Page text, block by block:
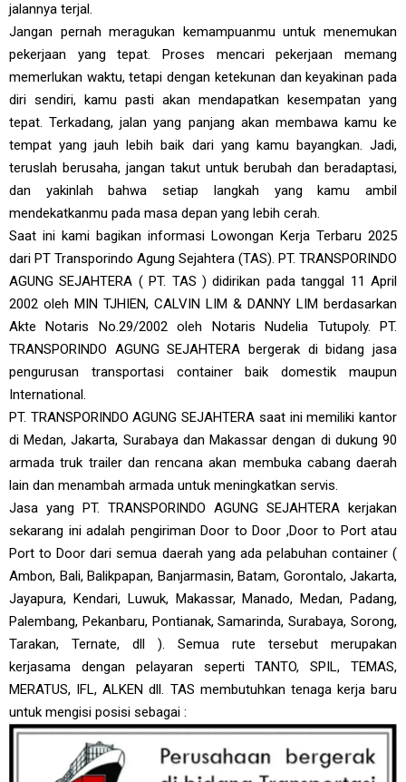
jalannya terjal.
Jangan pernah meragukan kemampuanmu untuk menemukan
pekerjaan yang tepat. Proses mencari pekerjaan memang
memerlukan waktu, tetapi dengan ketekunan dan keyakinan pada
diri sendiri, kamu pasti akan mendapatkan kesempatan yang
tepat. Terkadang, jalan yang panjang akan membawa kamu ke
tempat yang jauh lebih baik dari yang kamu bayangkan. Jadi,
teruslah berusaha, jangan takut untuk berubah dan beradaptasi,
dan yakinlah bahwa setiap langkah yang kamu ambil
mendekatkanmu pada masa depan yang lebih cerah.
Saat ini kami bagikan informasi Lowongan Kerja Terbaru 2025
dari PT Transporindo Agung Sejahtera (TAS). PT. TRANSPORINDO
AGUNG SEJAHTERA ( PT. TAS ) didirikan pada tanggal 11 April
2002 oleh MIN TJHIEN, CALVIN LIM & DANNY LIM berdasarkan
Akte Notaris No.29/2002 oleh Notaris Nudelia Tutupoly. PT.
TRANSPORINDO AGUNG SEJAHTERA bergerak di bidang jasa
pengurusan transportasi container baik domestik maupun
International.
PT. TRANSPORINDO AGUNG SEJAHTERA saat ini memiliki kantor
di Medan, Jakarta, Surabaya dan Makassar dengan di dukung 90
armada truk trailer dan rencana akan membuka cabang daerah
lain dan menambah armada untuk meningkatkan servis.
Jasa yang PT. TRANSPORINDO AGUNG SEJAHTERA kerjakan
sekarang ini adalah pengiriman Door to Door ,Door to Port atau
Port to Door dari semua daerah yang ada pelabuhan container (
Ambon, Bali, Balikpapan, Banjarmasin, Batam, Gorontalo, Jakarta,
Jayapura, Kendari, Luwuk, Makassar, Manado, Medan, Padang,
Palembang, Pekanbaru, Pontianak, Samarinda, Surabaya, Sorong,
Tarakan, Ternate, dll ). Semua rute tersebut merupakan
kerjasama dengan pelayaran seperti TANTO, SPIL, TEMAS,
MERATUS, IFL, ALKEN dll. TAS membutuhkan tenaga kerja baru
untuk mengisi posisi sebagai :